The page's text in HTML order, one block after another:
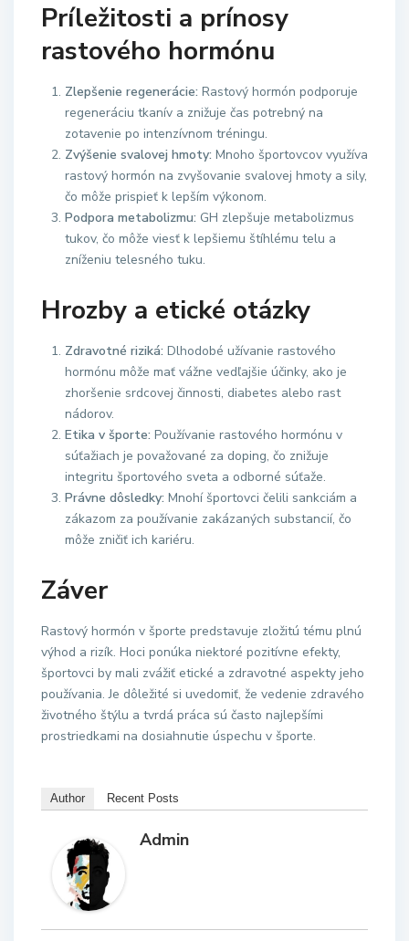
Príležitosti a prínosy
rastového hormónu
Zlepšenie regenerácie: Rastový hormón podporuje
regeneráciu tkanív a znižuje čas potrebný na
zotavenie po intenzívnom tréningu.
Zvýšenie svalovej hmoty: Mnoho športovcov využíva
rastový hormón na zvyšovanie svalovej hmoty a sily,
čo môže prispieť k lepším výkonom.
Podpora metabolizmu: GH zlepšuje metabolizmus
tukov, čo môže viesť k lepšiemu štíhlému telu a
zníženiu telesného tuku.
Hrozby a etické otázky
Zdravotné riziká: Dlhodobé užívanie rastového
hormónu môže mať vážne vedľajšie účinky, ako je
zhoršenie srdcovej činnosti, diabetes alebo rast
nádorov.
Etika v športe: Používanie rastového hormónu v
súťažiach je považované za doping, čo znižuje
integritu športového sveta a odborné súťaže.
Právne dôsledky: Mnohí športovci čelili sankciám a
zákazom za používanie zakázaných substancií, čo
môže zničiť ich kariéru.
Záver
Rastový hormón v športe predstavuje zložitú tému plnú
výhod a rizík. Hoci ponúka niektoré pozitívne efekty,
športovci by mali zvážiť etické a zdravotné aspekty jeho
používania. Je dôležité si uvedomiť, že vedenie zdravého
životného štýlu a tvrdá práca sú často najlepšími
prostriedkami na dosiahnutie úspechu v športe.
Author Recent Posts
Admin